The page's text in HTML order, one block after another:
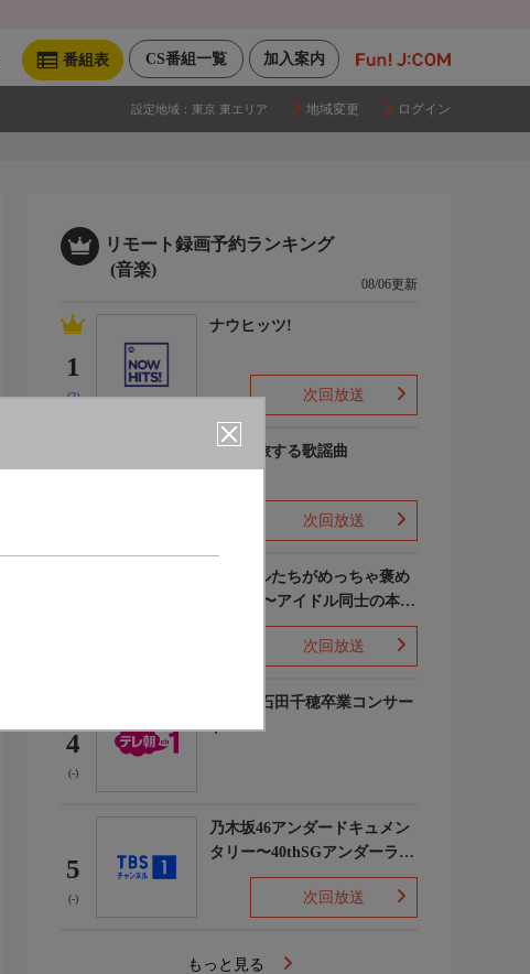
加入案内
CS番組一覧
番組表
設定地域： 東京 東エリア 地域変更 ログイン
リモート録画予約ランキング
(音楽)
08/06更新
1
(2)
ナウヒッツ!
次回放送
列車で旅する歌謡曲
次回放送
ライバルたちがめっちゃ褒め
てくる!〜アイドル同士の本音
レビューSP〜
次回放送
4
(-)
STU48 石田千穂卒業コンサー
ト
5
(-)
乃木坂46アンダードキュメン
タリー〜40thSGアンダーライ
ブ舞台裏〜
次回放送
もっと見る